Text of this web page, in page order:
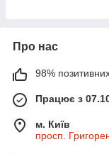
Про нас
98% позитивних
Працює з
м. Київ
просп.